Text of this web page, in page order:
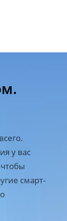
у вас
смарт-